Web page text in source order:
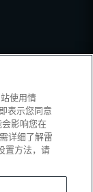
使用情
表示您同意
影响您在
详细了解雷
置方法，请